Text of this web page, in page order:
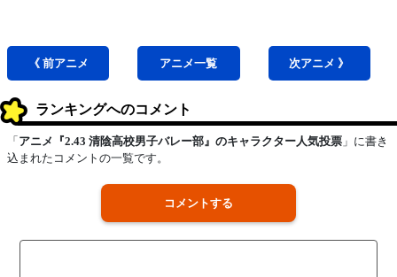
《 前アニメ アニメ一覧 次アニメ 》
ランキングへのコメント
「 アニメ『2.43 清陰高校男子バレー部』のキャラクター人気投票 」に書き
込まれたコメントの一覧です。
コメントする